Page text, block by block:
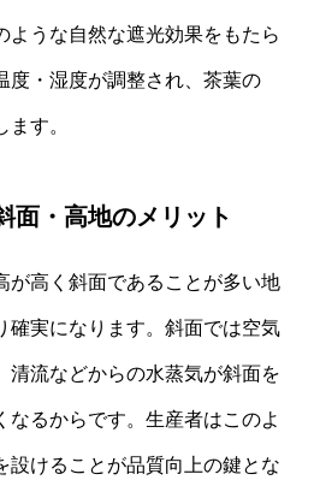
ような自然な遮光効果をもたら
度・湿度が調整され、茶葉の
す。
面・高地のメリット
が高く斜面であることが多い地
確実になります。斜面では空気
清流などからの水蒸気が斜面を
なるからです。生産者はこのよ
設けることが品質向上の鍵とな